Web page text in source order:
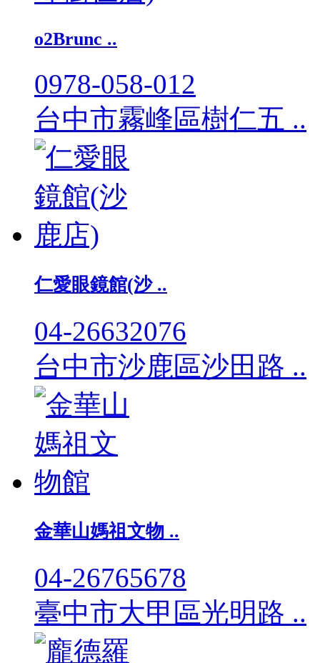
o2Brunc ..
0978-058-012
台中市霧峰區樹仁五 ..
仁愛眼鏡館(沙 ..
04-26632076
台中市沙鹿區沙田路 ..
金華山媽祖文物 ..
04-26765678
臺中市大甲區光明路 ..